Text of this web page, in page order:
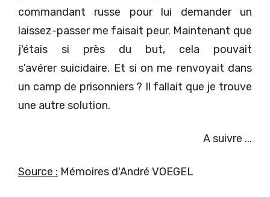
commandant russe pour lui demander un
laissez-passer me faisait peur. Maintenant que
j'étais si près du but, cela pouvait
s'avérer suicidaire. Et si on me renvoyait dans
un camp de prisonniers ? Il fallait que je trouve
une autre solution.
A suivre ...
Source : Mémoires d'André VOEGEL